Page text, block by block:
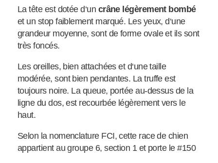
La tête est dotée d‘un crâne légèrement bombé
et un stop faiblement marqué. Les yeux, d‘une
grandeur moyenne, sont de forme ovale et ils sont
très foncés.
Les oreilles, bien attachées et d‘une taille
modérée, sont bien pendantes. La truffe est
toujours noire. La queue, portée au-dessus de la
ligne du dos, est recourbée légèrement vers le
haut.
Selon la nomenclature FCI, cette race de chien
appartient au groupe 6, section 1 et porte le #150